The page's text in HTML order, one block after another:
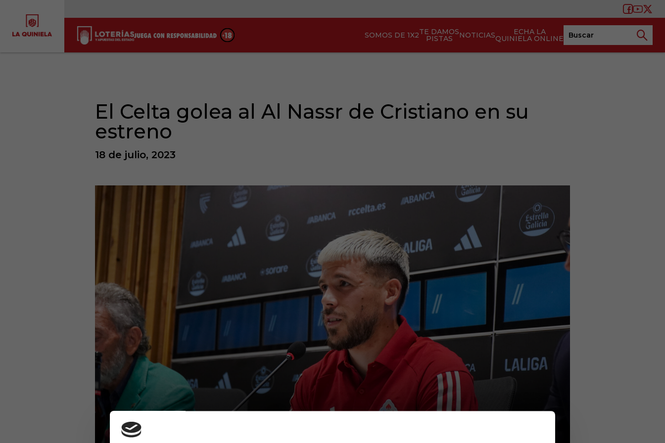
SOMOS DE 1X2TE DAMOS
PISTAS NOTICIAS ECHA LA
QUINIELA ONLINE
El Celta golea al Al Nassr de Cristiano en su
estreno
18 de julio, 2023